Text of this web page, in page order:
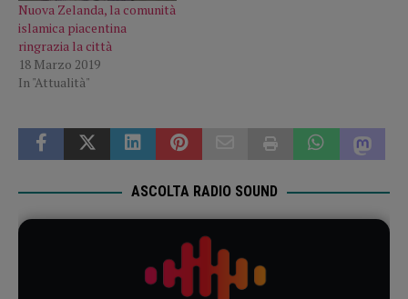
Nuova Zelanda, la comunità
islamica piacentina
ringrazia la città
18 Marzo 2019
In "Attualità"
ASCOLTA RADIO SOUND